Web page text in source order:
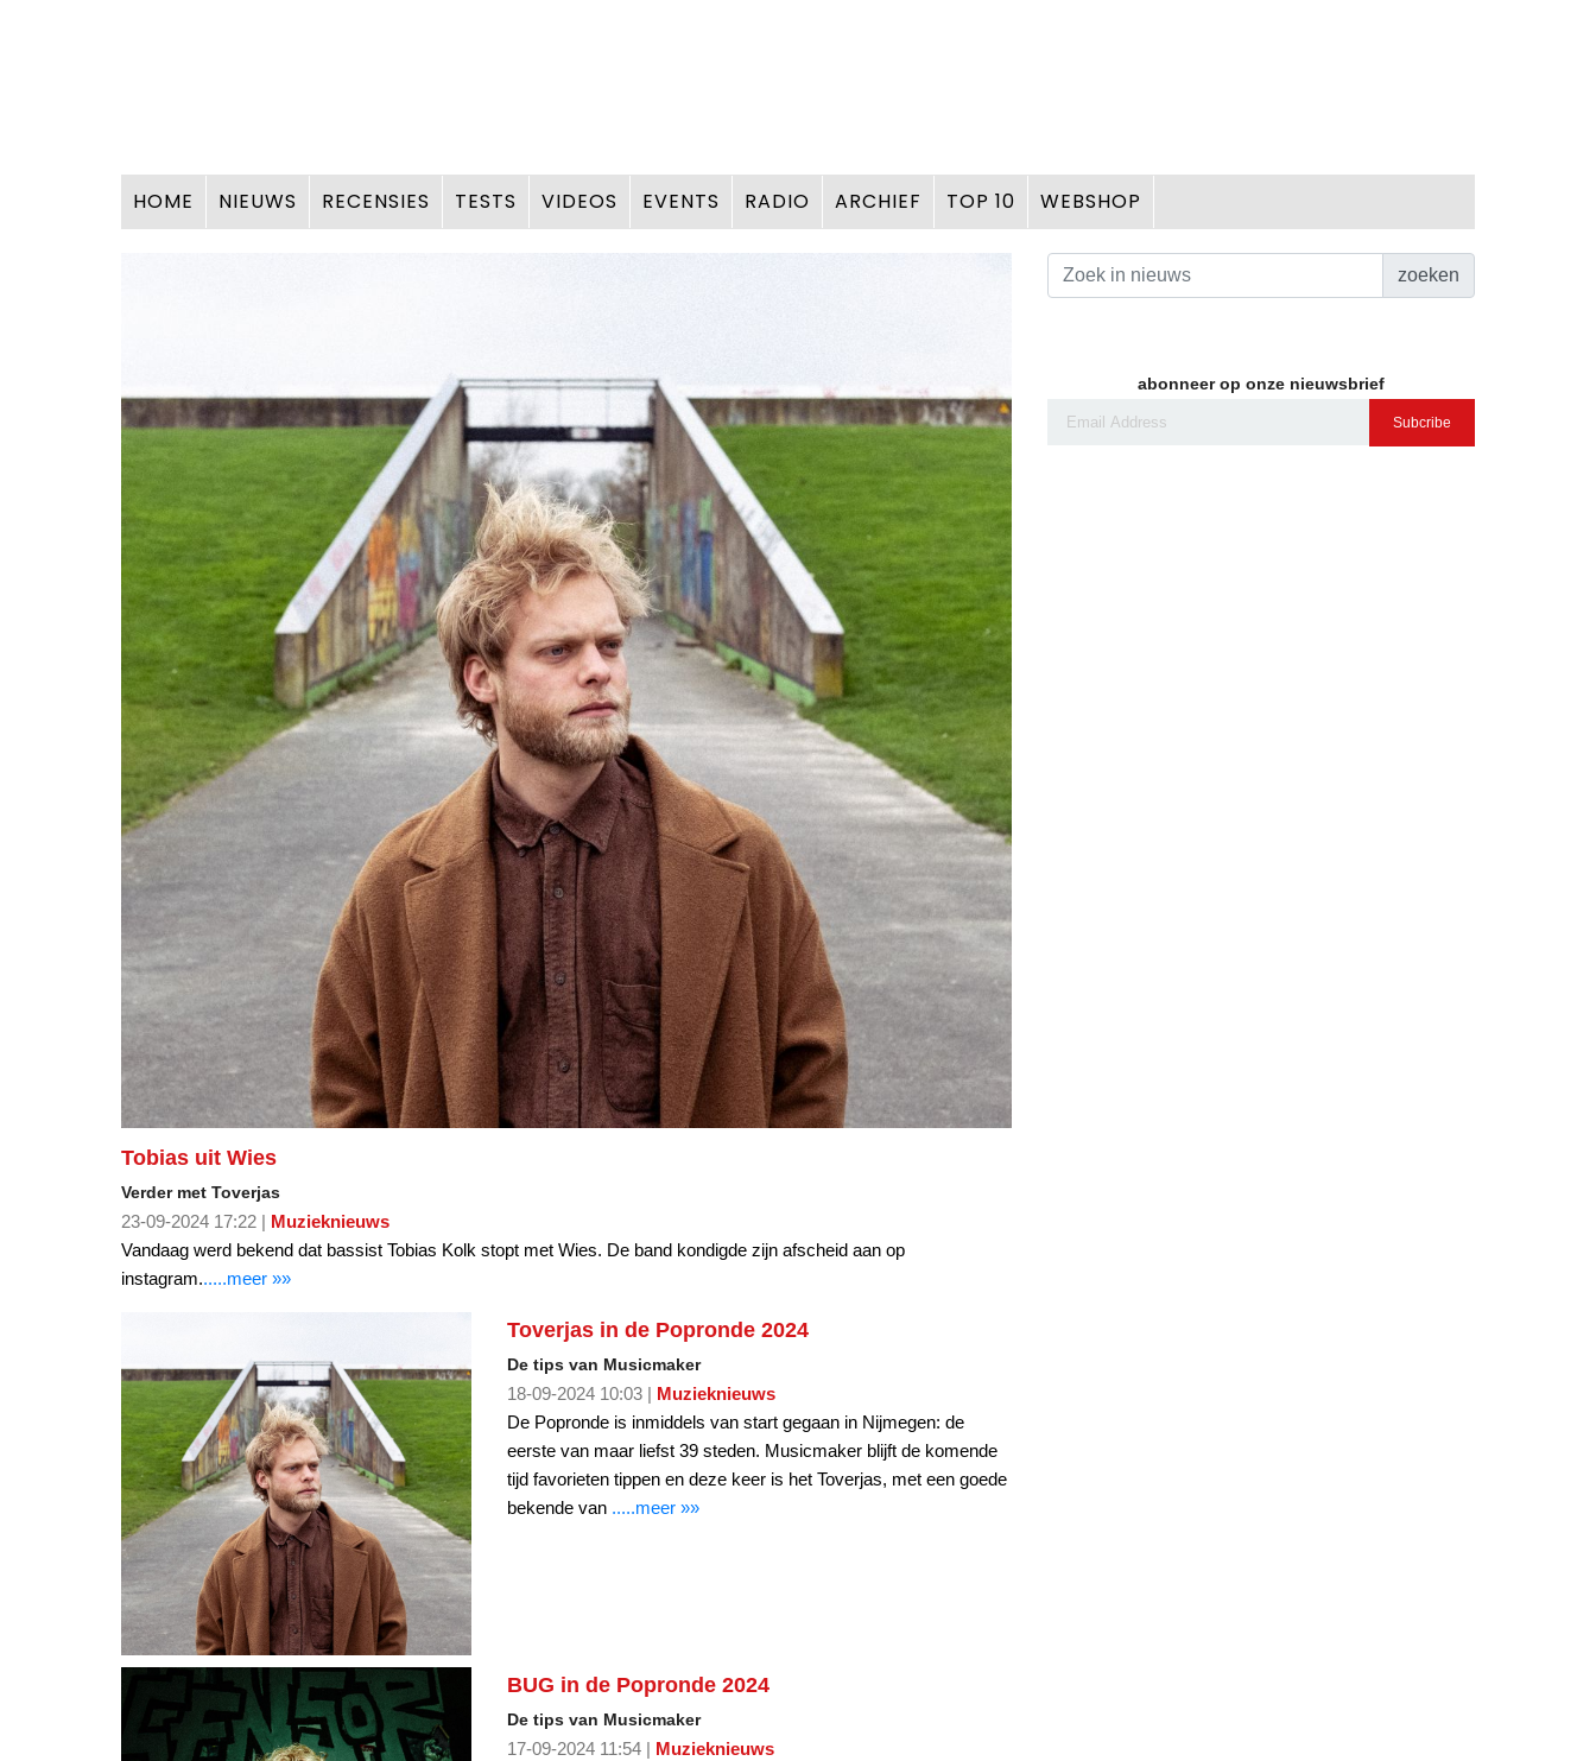
HOME NIEUWS RECENSIES TESTS VIDEOS EVENTS RADIO ARCHIEF TOP 10 WEBSHOP
Tobias uit Wies
Verder met Toverjas
23-09-2024 17:22 | Muzieknieuws
Vandaag werd bekend dat bassist Tobias Kolk stopt met Wies. De band kondigde zijn afscheid aan op
instagram......meer »»
Toverjas in de Popronde 2024
De tips van Musicmaker
18-09-2024 10:03 | Muzieknieuws
De Popronde is inmiddels van start gegaan in Nijmegen: de
eerste van maar liefst 39 steden. Musicmaker blijft de komende
tijd favorieten tippen en deze keer is het Toverjas, met een goede
bekende van .....meer »»
BUG in de Popronde 2024
De tips van Musicmaker
17-09-2024 11:54 | Muzieknieuws
zoeken
abonneer op onze nieuwsbrief
Subcribe